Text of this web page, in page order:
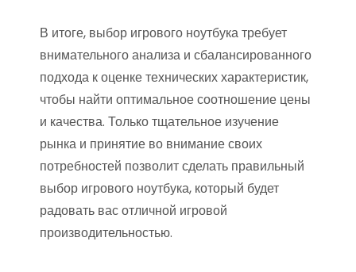
В итоге, выбор игрового ноутбука требует
внимательного анализа и сбалансированного
подхода к оценке технических характеристик,
чтобы найти оптимальное соотношение цены
и качества. Только тщательное изучение
рынка и принятие во внимание своих
потребностей позволит сделать правильный
выбор игрового ноутбука, который будет
радовать вас отличной игровой
производительностью.